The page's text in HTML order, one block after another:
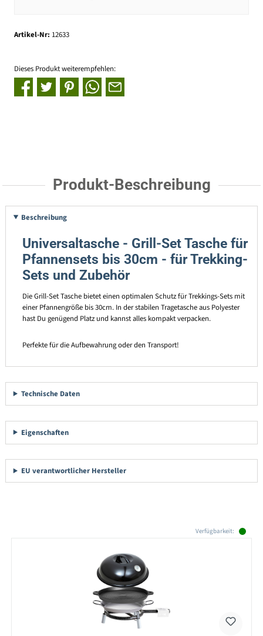
Artikel-Nr: 12633
Dieses Produkt weiterempfehlen:
Produkt-Beschreibung
Beschreibung
Universaltasche - Grill-Set Tasche für
Pfannensets bis 30cm - für Trekking-
Sets und Zubehör
Die Grill-Set Tasche bietet einen optimalen Schutz für Trekkings-Sets mit
einer Pfannengröße bis 30cm. In der stabilen Tragetasche aus Polyester
hast Du genügend Platz und kannst alles kompakt verpacken.
Perfekte für die Aufbewahrung oder den Transport!
Technische Daten
Eigenschaften
EU verantwortlicher Hersteller
Verfügbarkeit: